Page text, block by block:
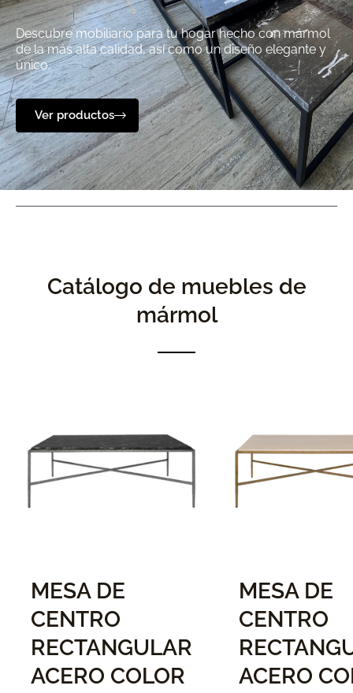
Descubre mobiliario para tu hogar hecho con mármol
de la más alta calidad, así como un diseño elegante y
único.
Ver productos
Catálogo de muebles de
mármol
MESA DE
CENTRO
RECTANGULAR
ACERO COLOR
MESA DE
CENTRO
ACERO